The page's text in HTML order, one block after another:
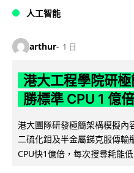
人工智能
arthur 1 日
港大工程學院研
勝標準 CPU 1 億倍
港大團隊研發極簡架構模擬內
二硫化鉬及半金屬銻克服傳輸
CPU快1億倍，每次搜尋耗能